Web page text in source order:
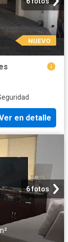
NUEVO
en detalle
6 fotos